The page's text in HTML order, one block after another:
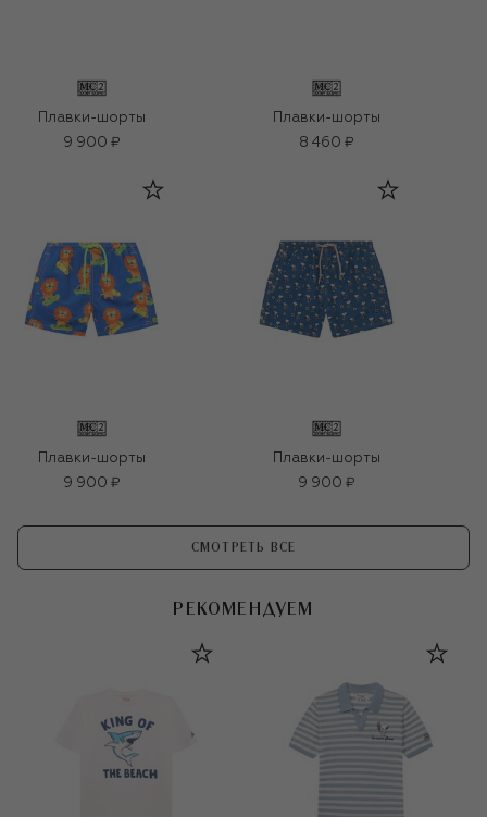
Плавки-шорты
9 900 ₽
Плавки-шорты
8 460 ₽
Плавки-шорты
9 900 ₽
Плавки-шорты
9 900 ₽
СМОТРЕТЬ ВСЕ
РЕКОМЕНДУЕМ